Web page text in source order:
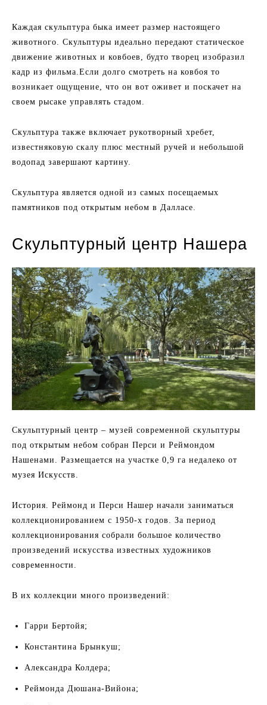
Каждая скульптура быка имеет размер настоящего
животного. Скульптуры идеально передают статическое
движение животных и ковбоев, будто творец изобразил
кадр из фильма.Если долго смотреть на ковбоя то
возникает ощущение, что он вот оживет и поскачет на
своем рысаке управлять стадом.
Скульптура также включает рукотворный хребет,
известняковую скалу плюс местный ручей и небольшой
водопад завершают картину.
Скульптура является одной из самых посещаемых
памятников под открытым небом в Далласе.
Скульптурный центр Нашера
Скульптурный центр – музей современной скульптуры
под открытым небом собран Перси и Реймондом
Нашенами. Размещается на участке 0,9 га недалеко от
музея Искусств.
История. Реймонд и Перси Нашер начали заниматься
коллекционированием с 1950-х годов. За период
коллекционирования собрали большое количество
произведений искусства известных художников
современности.
В их коллекции много произведений:
Гарри Бертойя;
Константина Брынкуш;
Александра Колдера;
Реймонда Дюшана-Вийона;